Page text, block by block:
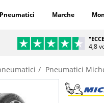
Pneumatici Marche
4,8
Pneumatici